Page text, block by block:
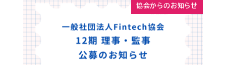
協会からのお知らせ